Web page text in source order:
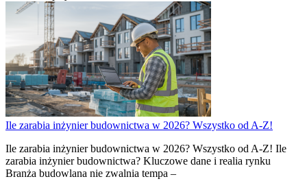
Ile zarabia inżynier budownictwa w 2026? Wszystko od A-Z!
Ile zarabia inżynier budownictwa w 2026? Wszystko od A-Z! Ile
zarabia inżynier budownictwa? Kluczowe dane i realia rynku
Branża budowlana nie zwalnia tempa –